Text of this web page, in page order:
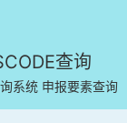
查询
系统 申报要素查询